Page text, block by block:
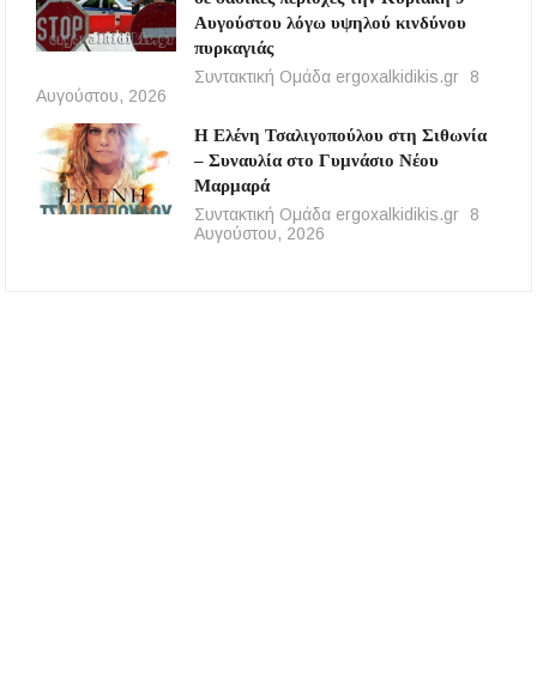
Αυγούστου λόγω υψηλού κινδύνου
πυρκαγιάς
Συντακτική Ομάδα ergoxalkidikis.gr
8
Αυγούστου, 2026
Η Ελένη Τσαλιγοπούλου στη Σιθωνία
– Συναυλία στο Γυμνάσιο Νέου
Μαρμαρά
Συντακτική Ομάδα ergoxalkidikis.gr
8
Αυγούστου, 2026